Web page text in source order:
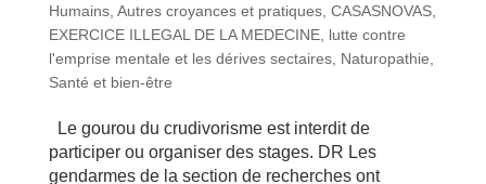
Humains, Autres croyances et pratiques, CASASNOVAS,
EXERCICE ILLEGAL DE LA MEDECINE, lutte contre
l'emprise mentale et les dérives sectaires, Naturopathie
Santé et bien-être
Le gourou du crudivorisme est interdit de
participer ou organiser des stages. DR Les
gendarmes de la section de recherches ont